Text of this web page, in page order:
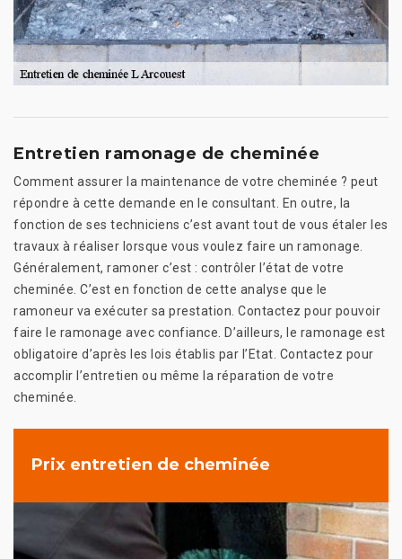
Entretien ramonage de cheminée
Comment assurer la maintenance de votre cheminée ? peut
répondre à cette demande en le consultant. En outre, la
fonction de ses techniciens c’est avant tout de vous étaler les
travaux à réaliser lorsque vous voulez faire un ramonage.
Généralement, ramoner c’est : contrôler l’état de votre
cheminée. C’est en fonction de cette analyse que le
ramoneur va exécuter sa prestation. Contactez pour pouvoir
faire le ramonage avec confiance. D’ailleurs, le ramonage est
obligatoire d’après les lois établis par l’Etat. Contactez pour
accomplir l’entretien ou même la réparation de votre
cheminée.
Prix entretien de cheminée